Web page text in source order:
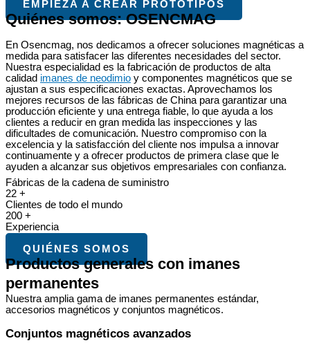
EMPIEZA A CREAR PROTOTIPOS
Quiénes somos: OSENCMAG
En Osencmag, nos dedicamos a ofrecer soluciones magnéticas a
medida para satisfacer las diferentes necesidades del sector.
Nuestra especialidad es la fabricación de productos de alta
calidad imanes de neodimio y componentes magnéticos que se
ajustan a sus especificaciones exactas. Aprovechamos los
mejores recursos de las fábricas de China para garantizar una
producción eficiente y una entrega fiable, lo que ayuda a los
clientes a reducir en gran medida las inspecciones y las
dificultades de comunicación. Nuestro compromiso con la
excelencia y la satisfacción del cliente nos impulsa a innovar
continuamente y a ofrecer productos de primera clase que le
ayuden a alcanzar sus objetivos empresariales con confianza.
Fábricas de la cadena de suministro
22 +
Clientes de todo el mundo
200 +
Experiencia
10
QUIÉNES SOMOS
Productos generales con imanes
permanentes
Nuestra amplia gama de imanes permanentes estándar,
accesorios magnéticos y conjuntos magnéticos.
Conjuntos magnéticos avanzados